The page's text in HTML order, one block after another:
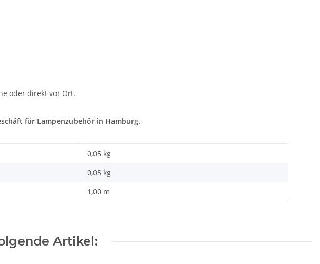
oder direkt vor Ort.
für Lampenzubehör in Hamburg.
0,05 kg
0,05 kg
1,00 m
Artikel: